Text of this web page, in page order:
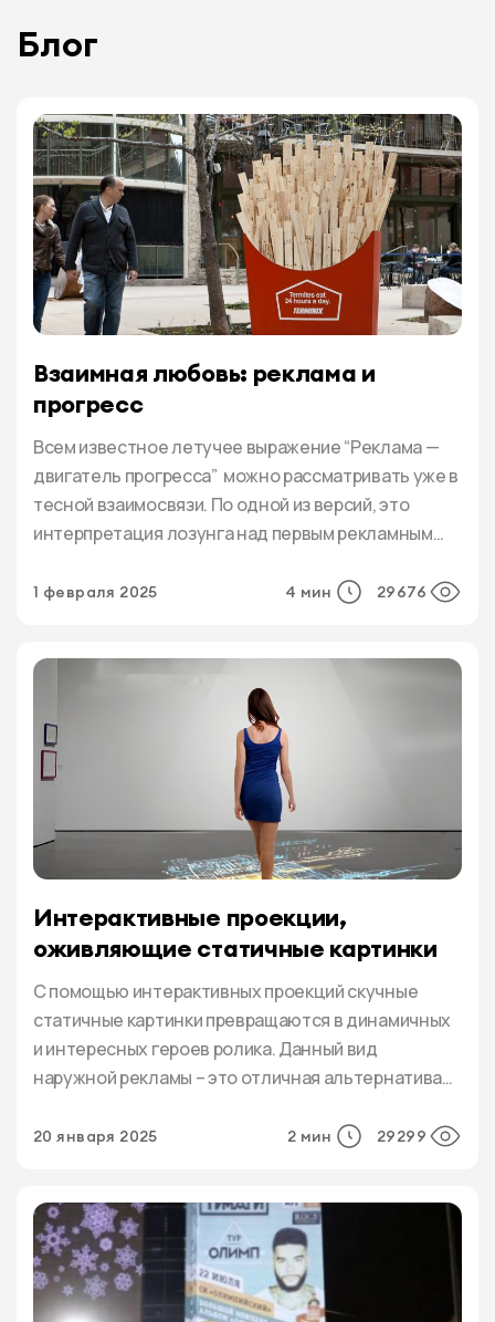
Блог
Взаимная любовь: реклама и
прогресс
Всем известное летучее выражение “Реклама —
двигатель прогресса” можно рассматривать уже в
тесной взаимосвязи. По одной из версий, это
интерпретация лозунга над первым рекламным
архитектором и предпринимателем Людвигом
этот немалый срок изменилось очень многое,
прогресс коснулся практически всех […]
1 февраля 2025 4 мин 29676
Интерактивные проекции,
оживляющие статичные картинки
С помощью интерактивных проекций скучные
статичные картинки превращаются в динамичных
и интересных героев ролика. Данный вид
наружной рекламы – это отличная альтернатива
Некоторые предприниматели отмечают, что эта
светодиодными экранами.Интерактивная
проекция чаще всего транслируется на стенах и
потолках. «Живые» картинки отлично […]
20 января 2025 2 мин 29299